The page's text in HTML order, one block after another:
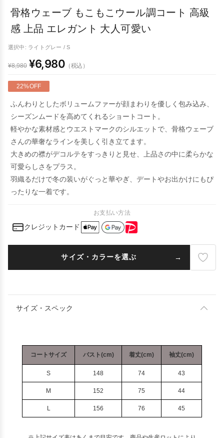
骨格ウェーブ もこもこウール調コート 高級
感 上品 エレガント 大人可愛い
選択中: ライトグレー / S
¥8,980 ¥6,980 （税込）
22%OFF
ふんわりとしたボリュームファーが顔まわりを優しく包み込み、
シーズンムードを高めてくれるショートコート。
軽やかな素材感とウエストマークのシルエットで、骨格ウェーブ
さんの華奢なラインを美しく引き立てます。
大きめの襟がデコルテをすっきりと見せ、上品さの中に柔らかな
可愛らしさをプラス。
羽織るだけで冬の装いがぐっと華やぎ、デートやお出かけにもぴ
ったりな一着です。
お支払い方法
クレジットカード
サイズ・カラーを選ぶ
サイズ・スペック
コートサイズ バスト(cm) 着丈(cm) 袖丈(cm)
S 148 74 43
M 152 75 44
L 156 76 45